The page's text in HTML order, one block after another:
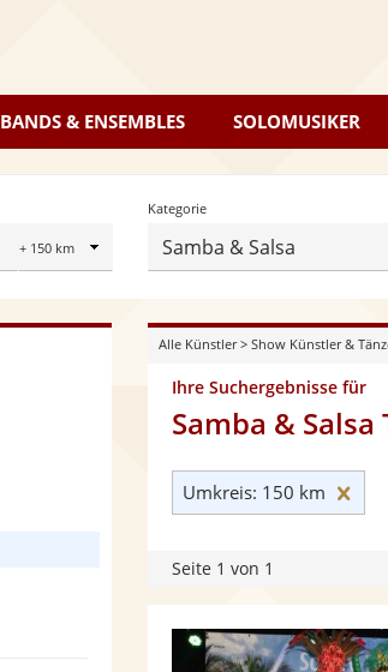
BANDS & ENSEMBLES SOLOMUSIKER
Ort
Events
festlegen
Kategorie
Samba & Salsa
Alle Künstler> Show Künstler &
Ihre Suchergebnisse für
Samba &
Umkreis: 150 km
Seite 1 von 1